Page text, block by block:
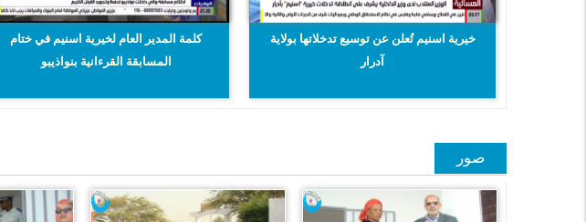
خيرية اسنيم تُعلن عن توسيع تدخلاتها بولاية
آدرار
كلمة المدير العام لخيرية اسنيم في ختام
المسابقة القرءانية بنواذيبو
صور